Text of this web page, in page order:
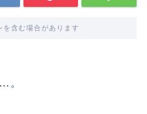
を含む場合があります
。